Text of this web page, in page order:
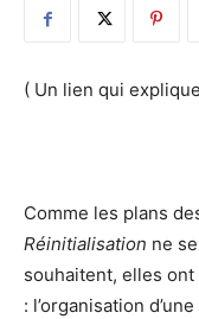
( Un lien qui
Comme les plans
Réinitialisation ne
souhaitent, elles
: l’organisation